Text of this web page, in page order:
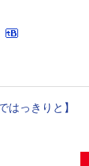
はっきりと】